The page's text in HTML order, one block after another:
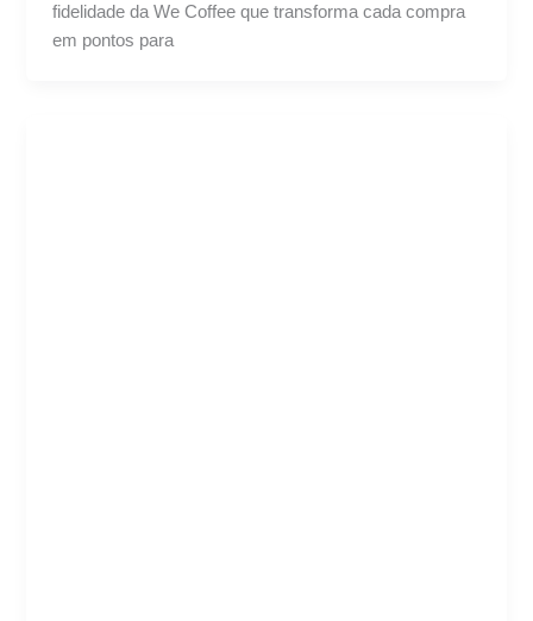
fidelidade da We Coffee que transforma cada compra
em pontos para